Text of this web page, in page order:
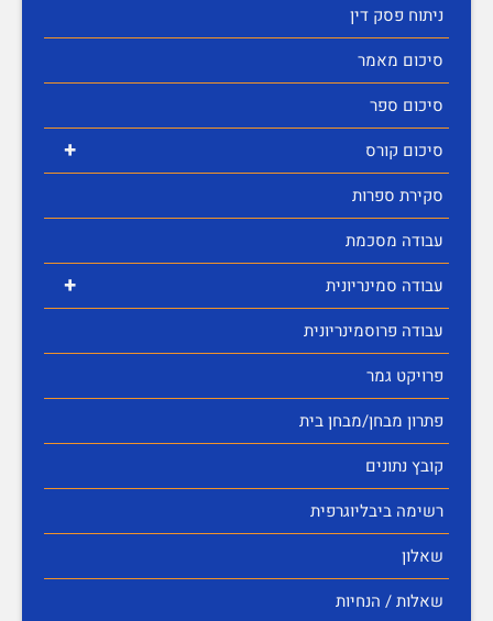
ניתוח פסק דין
סיכום מאמר
סיכום ספר
+
סיכום קורס
סקירת ספרות
עבודה מסכמת
+
עבודה סמינריונית
עבודה פרוסמינריונית
פרויקט גמר
פתרון מבחן/מבחן בית
קובץ נתונים
רשימה ביבליוגרפית
שאלון
שאלות / הנחיות